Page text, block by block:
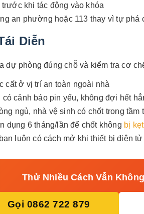
khi tác động vào khóa
an phường hoặc 113 thay vì tự phá
Diễn
phòng đúng chỗ và kiểm tra cơ
cất ở vị trí an toàn ngoài nhà
cảnh báo pin yếu, không đợi hết
ngủ, nhà vệ sinh có chốt trong tầm
dụng 6 tháng/lần để chốt không bị kẹt
luôn có cách mở khi thiết bị điện
Thử Nhiều Cách Vẫn
Gọi 0862 722 879